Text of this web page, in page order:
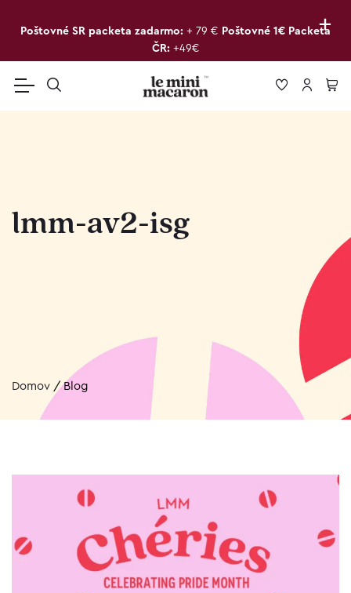
+
Poštovné SR packeta zadarmo: + 79 € Poštovné 1€ Packeta
ČR: +49€
lmm-av2-isg
Domov /Blog